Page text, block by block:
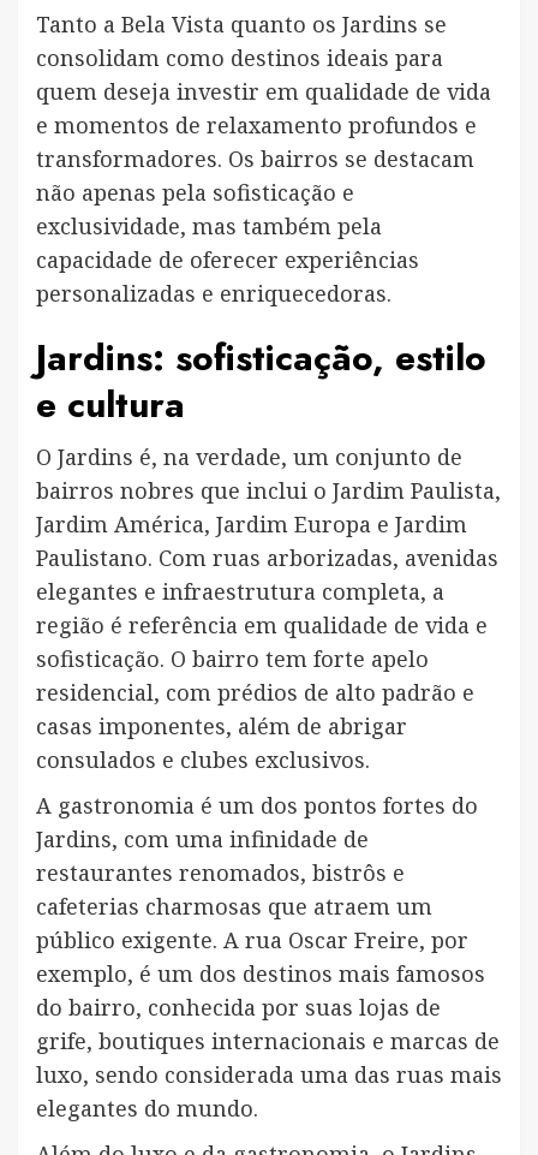
Tanto a Bela Vista quanto os Jardins se
consolidam como destinos ideais para
quem deseja investir em qualidade de vida
e momentos de relaxamento profundos e
transformadores. Os bairros se destacam
não apenas pela sofisticação e
exclusividade, mas também pela
capacidade de oferecer experiências
personalizadas e enriquecedoras.
Jardins: sofisticação, estilo
e cultura
O Jardins é, na verdade, um conjunto de
bairros nobres que inclui o Jardim Paulista,
Jardim América, Jardim Europa e Jardim
Paulistano. Com ruas arborizadas, avenidas
elegantes e infraestrutura completa, a
região é referência em qualidade de vida e
sofisticação. O bairro tem forte apelo
residencial, com prédios de alto padrão e
casas imponentes, além de abrigar
consulados e clubes exclusivos.
A gastronomia é um dos pontos fortes do
Jardins, com uma infinidade de
restaurantes renomados, bistrôs e
cafeterias charmosas que atraem um
público exigente. A rua Oscar Freire, por
exemplo, é um dos destinos mais famosos
do bairro, conhecida por suas lojas de
grife, boutiques internacionais e marcas de
luxo, sendo considerada uma das ruas mais
elegantes do mundo.